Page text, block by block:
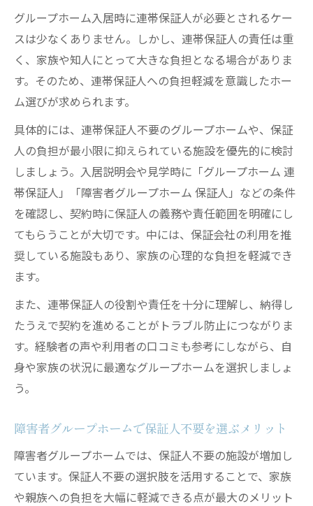
グループホーム入居時に連帯保証人が必要とされるケー
スは少なくありません。しかし、連帯保証人の責任は重
く、家族や知人にとって大きな負担となる場合がありま
す。そのため、連帯保証人への負担軽減を意識したホー
ム選びが求められます。
具体的には、連帯保証人不要のグループホームや、保証
人の負担が最小限に抑えられている施設を優先的に検討
しましょう。入居説明会や見学時に「グループホーム 連
帯保証人」「障害者グループホーム 保証人」などの条件
を確認し、契約時に保証人の義務や責任範囲を明確にし
てもらうことが大切です。中には、保証会社の利用を推
奨している施設もあり、家族の心理的な負担を軽減でき
ます。
また、連帯保証人の役割や責任を十分に理解し、納得し
たうえで契約を進めることがトラブル防止につながりま
す。経験者の声や利用者の口コミも参考にしながら、自
身や家族の状況に最適なグループホームを選択しましょ
う。
障害者グループホームで保証人不要を選ぶメリット
障害者グループホームでは、保証人不要の施設が増加し
ています。保証人不要の選択肢を活用することで、家族
や親族への負担を大幅に軽減できる点が最大のメリット